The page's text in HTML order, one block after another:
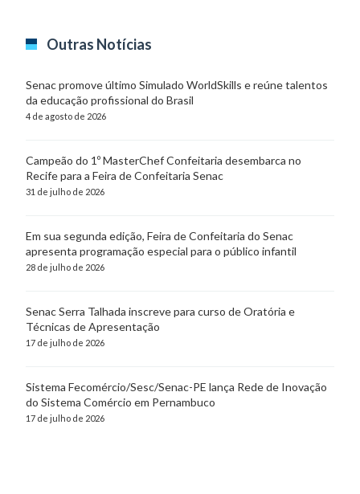
Outras Notícias
Senac promove último Simulado WorldSkills e reúne talentos
da educação profissional do Brasil
4 de agosto de 2026
Campeão do 1º MasterChef Confeitaria desembarca no
Recife para a Feira de Confeitaria Senac
31 de julho de 2026
Em sua segunda edição, Feira de Confeitaria do Senac
apresenta programação especial para o público infantil
28 de julho de 2026
Senac Serra Talhada inscreve para curso de Oratória e
Técnicas de Apresentação
17 de julho de 2026
Sistema Fecomércio/Sesc/Senac-PE lança Rede de Inovação
do Sistema Comércio em Pernambuco
17 de julho de 2026